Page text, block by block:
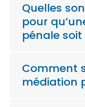
Quelles
pour
pénale soit
Comment
médiation